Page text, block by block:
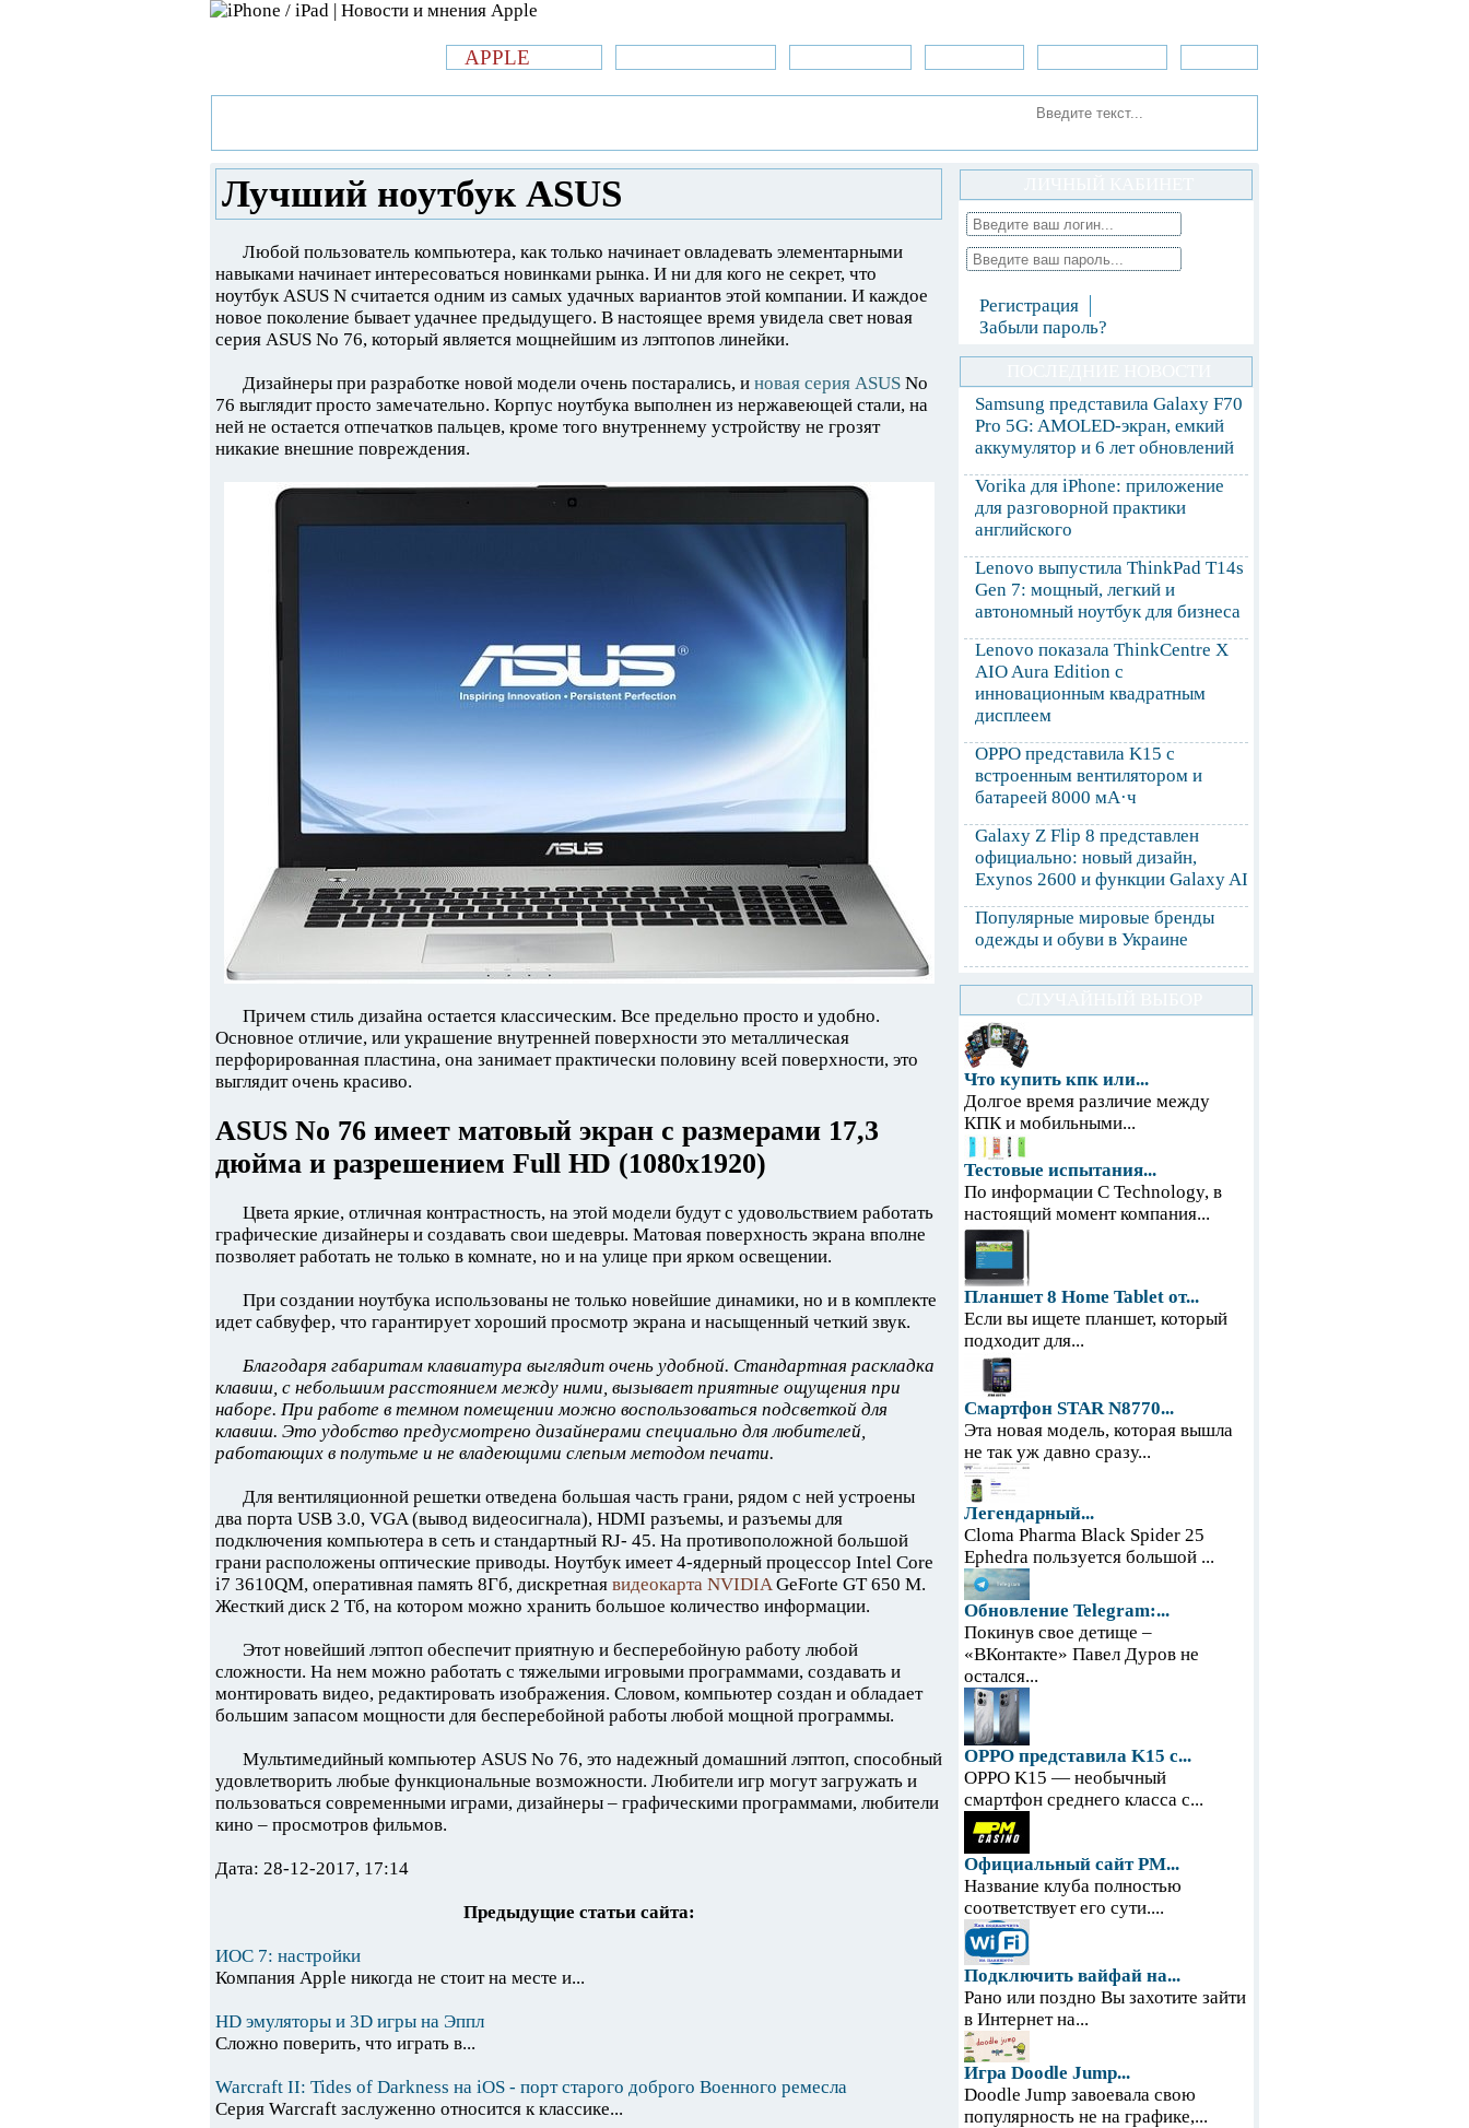
APPLE
Лучший ноутбук ASUS
Любой пользователь компьютера, как только начинает овладевать элементарными
навыками начинает интересоваться новинками рынка. И ни для кого не секрет, что
ноутбук ASUS N считается одним из самых удачных вариантов этой компании. И каждое
новое поколение бывает удачнее предыдущего. В настоящее время увидела свет новая
серия ASUS No 76, который является мощнейшим из лэптопов линейки.
Дизайнеры при разработке новой модели очень постарались, и новая серия ASUS No
76 выглядит просто замечательно. Корпус ноутбука выполнен из нержавеющей стали, на
ней не остается отпечатков пальцев, кроме того внутреннему устройству не грозят
никакие внешние повреждения.
Причем стиль дизайна остается классическим. Все предельно просто и удобно.
Основное отличие, или украшение внутренней поверхности это металлическая
перфорированная пластина, она занимает практически половину всей поверхности, это
выглядит очень красиво.
ASUS No 76 имеет матовый экран с размерами 17,3
дюйма и разрешением Full HD (1080х1920)
Цвета яркие, отличная контрастность, на этой модели будут с удовольствием работать
графические дизайнеры и создавать свои шедевры. Матовая поверхность экрана вполне
позволяет работать не только в комнате, но и на улице при ярком освещении.
При создании ноутбука использованы не только новейшие динамики, но и в комплекте
идет сабвуфер, что гарантирует хороший просмотр экрана и насыщенный четкий звук.
Благодаря габаритам клавиатура выглядит очень удобной. Стандартная раскладка
клавиш, с небольшим расстоянием между ними, вызывает приятные ощущения при
наборе. При работе в темном помещении можно воспользоваться подсветкой для
клавиш. Это удобство предусмотрено дизайнерами специально для любителей,
работающих в полутьме и не владеющими слепым методом печати.
Для вентиляционной решетки отведена большая часть грани, рядом с ней устроены
два порта USB 3.0, VGA (вывод видеосигнала), HDMI разъемы, и разъемы для
подключения компьютера в сеть и стандартный RJ- 45. На противоположной большой
грани расположены оптические приводы. Ноутбук имеет 4-ядерный процессор Intel Core
i7 3610QM, оперативная память 8Гб, дискретная видеокарта NVIDIAGeForte GT 650 M.
Жесткий диск 2 Тб, на котором можно хранить большое количество информации.
Этот новейший лэптоп обеспечит приятную и бесперебойную работу любой
сложности. На нем можно работать с тяжелыми игровыми программами, создавать и
монтировать видео, редактировать изображения. Словом, компьютер создан и обладает
большим запасом мощности для бесперебойной работы любой мощной программы.
Мультимедийный компьютер ASUS No 76, это надежный домашний лэптоп, способный
удовлетворить любые функциональные возможности. Любители игр могут загружать и
пользоваться современными играми, дизайнеры – графическими программами, любители
кино – просмотров фильмов.
Дата: 28-12-2017, 17:14
Предыдущие статьи сайта:
ИОС 7: настройки
Компания Apple никогда не стоит на месте и...
HD эмуляторы и 3D игры на Эппл
Сложно поверить, что играть в...
Warcraft II: Tides of Darkness на iOS - порт старого доброго Военного ремесла
Серия Warcraft заслуженно относится к классике...
Регистрация
Забыли пароль?
Samsung представила Galaxy F70
Pro 5G: AMOLED-экран, емкий
аккумулятор и 6 лет обновлений
Vorika для iPhone: приложение
для разговорной практики
английского
Lenovo выпустила ThinkPad T14s
Gen 7: мощный, легкий и
автономный ноутбук для бизнеса
Lenovo показала ThinkCentre X
AIO Aura Edition с
инновационным квадратным
дисплеем
OPPO представила K15 с
встроенным вентилятором и
батареей 8000 мА·ч
Galaxy Z Flip 8 представлен
официально: новый дизайн,
Exynos 2600 и функции Galaxy AI
Популярные мировые бренды
одежды и обуви в Украине
Что купить кпк или...
Долгое время различие между
КПК и мобильными...
Тестовые испытания...
По информации С Technology, в
настоящий момент компания...
Планшет 8 Home Tablet от...
Если вы ищете планшет, который
подходит для...
Смартфон STAR N8770...
Эта новая модель, которая вышла
не так уж давно сразу...
Легендарный...
Cloma Pharma Black Spider 25
Ephedra пользуется большой ...
Обновление Telegram:...
Покинув свое детище –
«ВКонтакте» Павел Дуров не
остался...
OPPO представила K15 с...
OPPO K15 — необычный
смартфон среднего класса с...
Официальный сайт PM...
Название клуба полностью
соответствует его сути....
Подключить вайфай на...
Рано или поздно Вы захотите зайти
в Интернет на...
Игра Doodle Jump...
Doodle Jump завоевала свою
популярность не на графике,...